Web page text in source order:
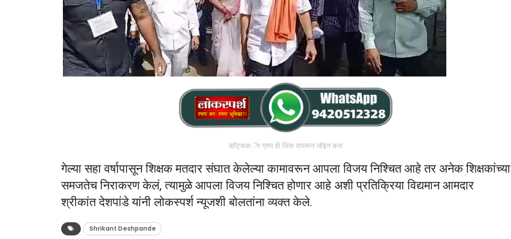
व्हॉट्सअॅप ग्रुप ही लिंक वापरून जॉइन करा
गेल्या सहा वर्षापासून शिक्षक मतदार संघात केलेल्या कामावरून आपला विजय निश्चित आहे तर अनेक शिक्षकांच्या
समजतेच निराकरण केलं, त्यामुळे आपला विजय निश्चित होणार आहे अशी प्रतिक्रिया विद्यमान आमदार
श्रीकांत देशपांडे यांनी लोकस्पर्श न्यूजशी बोलतांना व्यक्त केले.
Shrikant Deshpande